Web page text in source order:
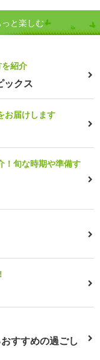
と楽しむ
紹介
ックス
お届けします
！旬な時期や準備す
すすめの過ごし